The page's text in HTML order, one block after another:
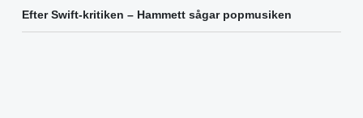
Efter Swift-kritiken – Hammett sågar popmusiken